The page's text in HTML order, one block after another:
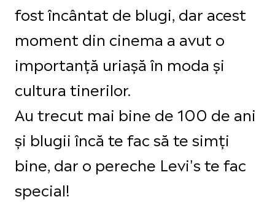
fost încântat de blugi, dar acest
moment din cinema a avut o
importanță uriașă în moda și
cultura tinerilor.
Au trecut mai bine de 100 de ani
și blugii încă te fac să te simți
bine, dar o pereche Levi's te fac
special!